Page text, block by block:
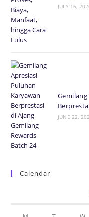
JULY 16,
JUNE 22,
Calendar